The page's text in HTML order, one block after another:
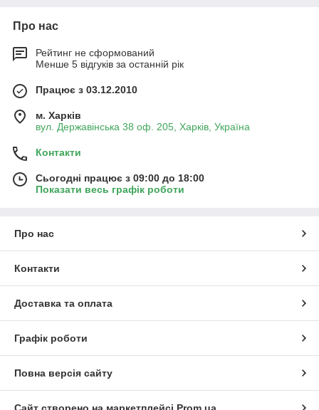
Про нас
Рейтинг не сформований
Менше 5 відгуків за останній рік
Працює з 03.12.2010
м. Харків
вул. Державінська 38 оф. 205, Харків, Україна
Контакти
Сьогодні працює з 09:00 до 18:00
Показати весь графік роботи
Про нас
Контакти
Доставка та оплата
Графік роботи
Повна версія сайту